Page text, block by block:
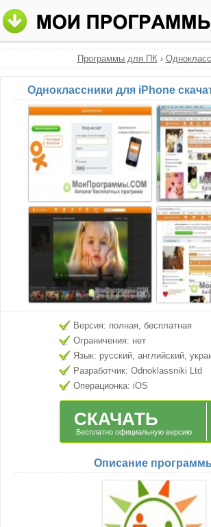
Программы для ПК›
Одноклассники для iPhone
Версия: полная, бесплатная
Ограничения: нет
Язык: русский, английский,
Разработчик: Odnoklassniki Ltd
Операционка: iOS
СКАЧАТЬ
Бесплатно официальную версию
Описание